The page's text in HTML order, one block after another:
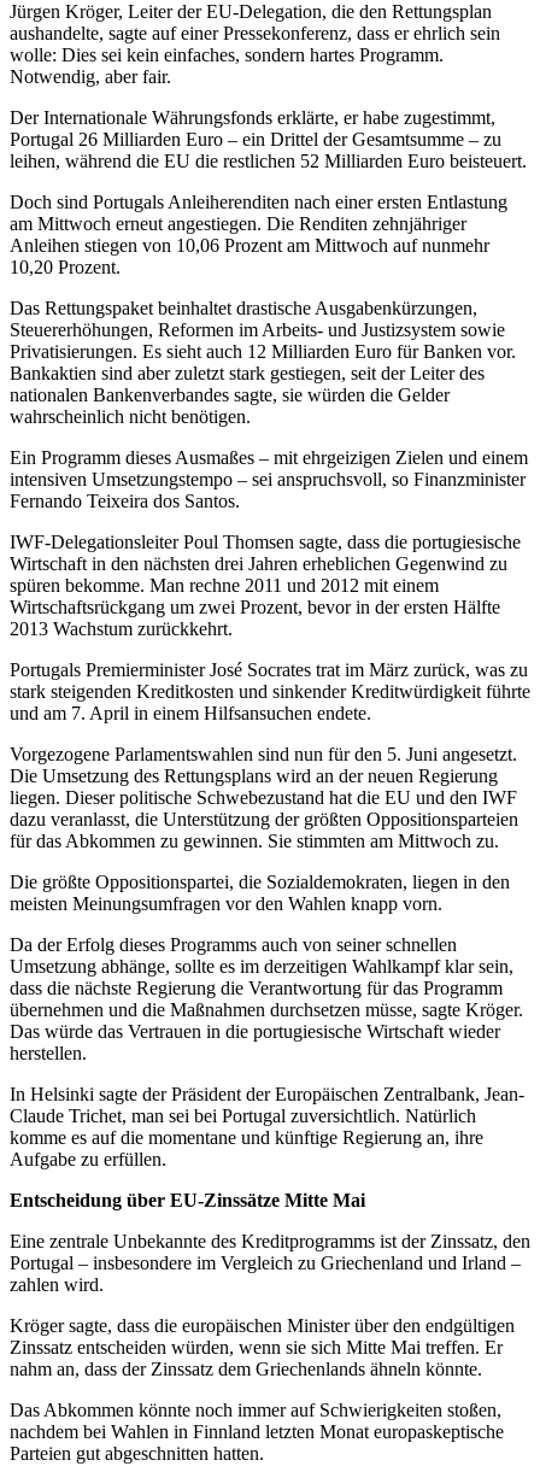
Jürgen Kröger, Leiter der EU-Delegation, die den Rettungsplan
aushandelte, sagte auf einer Pressekonferenz, dass er ehrlich sein
wolle: Dies sei kein einfaches, sondern hartes Programm.
Notwendig, aber fair.
Der Internationale Währungsfonds erklärte, er habe zugestimmt,
Portugal 26 Milliarden Euro – ein Drittel der Gesamtsumme – zu
leihen, während die EU die restlichen 52 Milliarden Euro beisteuert.
Doch sind Portugals Anleiherenditen nach einer ersten Entlastung
am Mittwoch erneut angestiegen. Die Renditen zehnjähriger
Anleihen stiegen von 10,06 Prozent am Mittwoch auf nunmehr
10,20 Prozent.
Das Rettungspaket beinhaltet drastische Ausgabenkürzungen,
Steuererhöhungen, Reformen im Arbeits- und Justizsystem sowie
Privatisierungen. Es sieht auch 12 Milliarden Euro für Banken vor.
Bankaktien sind aber zuletzt stark gestiegen, seit der Leiter des
nationalen Bankenverbandes sagte, sie würden die Gelder
wahrscheinlich nicht benötigen.
Ein Programm dieses Ausmaßes – mit ehrgeizigen Zielen und einem
intensiven Umsetzungstempo – sei anspruchsvoll, so Finanzminister
Fernando Teixeira dos Santos.
IWF-Delegationsleiter Poul Thomsen sagte, dass die portugiesische
Wirtschaft in den nächsten drei Jahren erheblichen Gegenwind zu
spüren bekomme. Man rechne 2011 und 2012 mit einem
Wirtschaftsrückgang um zwei Prozent, bevor in der ersten Hälfte
2013 Wachstum zurückkehrt.
Portugals Premierminister José Socrates trat im März zurück, was zu
stark steigenden Kreditkosten und sinkender Kreditwürdigkeit führte
und am 7. April in einem Hilfsansuchen endete.
Vorgezogene Parlamentswahlen sind nun für den 5. Juni angesetzt.
Die Umsetzung des Rettungsplans wird an der neuen Regierung
liegen. Dieser politische Schwebezustand hat die EU und den IWF
dazu veranlasst, die Unterstützung der größten Oppositionsparteien
für das Abkommen zu gewinnen. Sie stimmten am Mittwoch zu.
Die größte Oppositionspartei, die Sozialdemokraten, liegen in den
meisten Meinungsumfragen vor den Wahlen knapp vorn.
Da der Erfolg dieses Programms auch von seiner schnellen
Umsetzung abhänge, sollte es im derzeitigen Wahlkampf klar sein,
dass die nächste Regierung die Verantwortung für das Programm
übernehmen und die Maßnahmen durchsetzen müsse, sagte Kröger.
Das würde das Vertrauen in die portugiesische Wirtschaft wieder
herstellen.
In Helsinki sagte der Präsident der Europäischen Zentralbank, Jean-
Claude Trichet, man sei bei Portugal zuversichtlich. Natürlich
komme es auf die momentane und künftige Regierung an, ihre
Aufgabe zu erfüllen.
Entscheidung über EU-Zinssätze Mitte Mai
Eine zentrale Unbekannte des Kreditprogramms ist der Zinssatz, den
Portugal – insbesondere im Vergleich zu Griechenland und Irland –
zahlen wird.
Kröger sagte, dass die europäischen Minister über den endgültigen
Zinssatz entscheiden würden, wenn sie sich Mitte Mai treffen. Er
nahm an, dass der Zinssatz dem Griechenlands ähneln könnte.
Das Abkommen könnte noch immer auf Schwierigkeiten stoßen,
nachdem bei Wahlen in Finnland letzten Monat europaskeptische
Parteien gut abgeschnitten hatten.